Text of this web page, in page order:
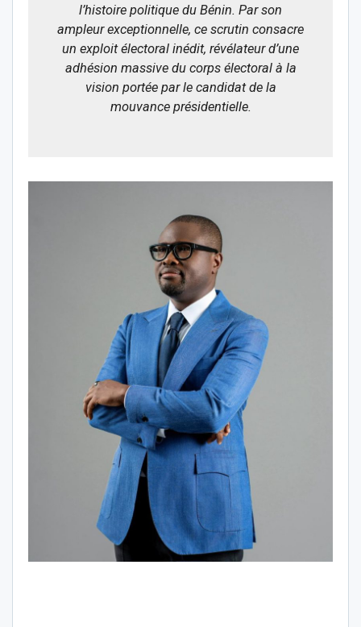
l’histoire politique du Bénin. Par son
ampleur exceptionnelle, ce scrutin consacre
un exploit électoral inédit, révélateur d’une
adhésion massive du corps électoral à la
vision portée par le candidat de la
mouvance présidentielle.